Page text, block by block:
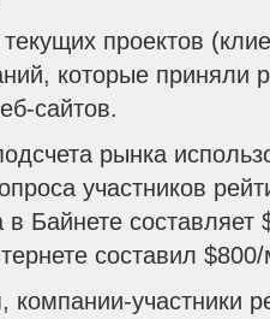
проектов
которые приняли
сайтов.
рынка
участников
Байнете
составил
участники